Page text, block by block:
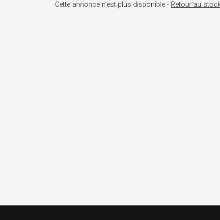
Cette annonce n'est plus disponible - Retour au